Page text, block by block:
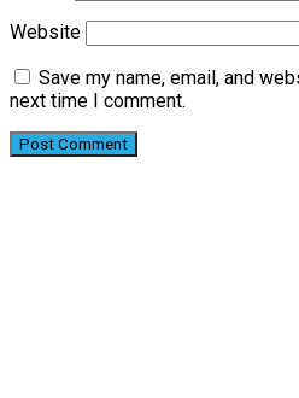
Website
Save my name, email, and
next time I comment.